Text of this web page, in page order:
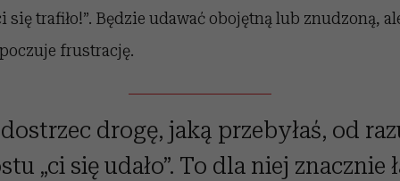
się trafiło!”. Będzie udawać obojętną lub znudzoną,
frustrację.
drogę, jaką przebyłaś, od
„ci się udało”. To dla niej znacznie